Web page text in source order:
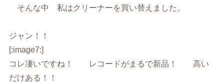
そんな中 私はクリーナーを買い替えました。
ジャン！！
[:image7:]
コレ凄いですね！ レコードがまるで新品！ 高い
だけある！！